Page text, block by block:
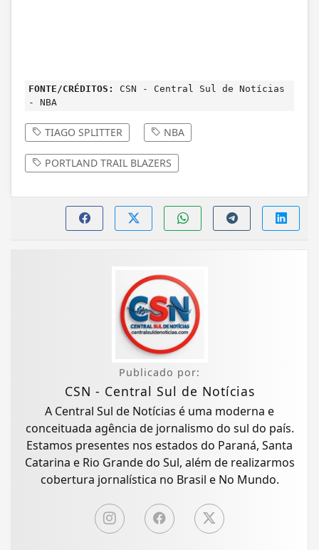
FONTE/CRÉDITOS:
CSN - Central Sul de Notícias
- NBA
TIAGO SPLITTER NBA
PORTLAND TRAIL BLAZERS
Publicado por:
CSN - Central Sul de Notícias
A Central Sul de Notícias é uma moderna e
conceituada agência de jornalismo do sul do país.
Estamos presentes nos estados do Paraná, Santa
Catarina e Rio Grande do Sul, além de realizarmos
cobertura jornalística no Brasil e No Mundo.